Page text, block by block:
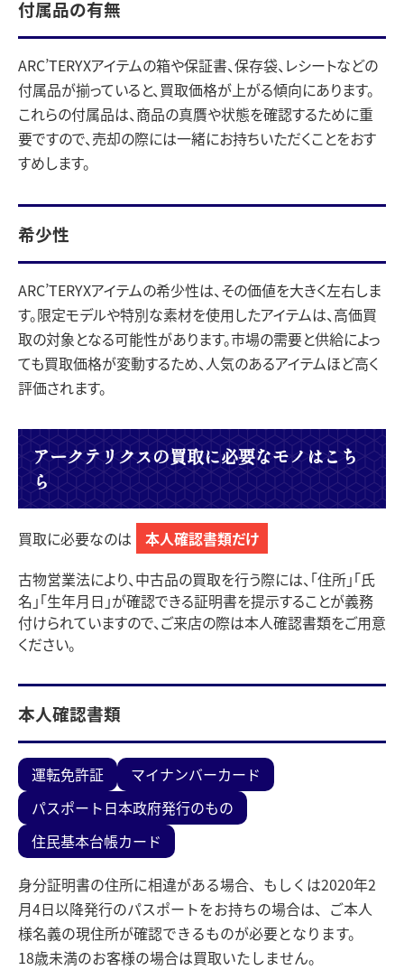
付属品の有無
ARC’TERYXアイテムの箱や保証書、保存袋、レシートなどの
付属品が揃っていると、買取価格が上がる傾向にあります。
これらの付属品は、商品の真贋や状態を確認するために重
要ですので、売却の際には一緒にお持ちいただくことをおす
すめします。
希少性
ARC’TERYXアイテムの希少性は、その価値を大きく左右しま
す。限定モデルや特別な素材を使用したアイテムは、高価買
取の対象となる可能性があります。市場の需要と供給によっ
ても買取価格が変動するため、人気のあるアイテムほど高く
評価されます。
アークテリクスの買取に必要なモノはこち
ら
買取に必要なのは
本人確認書類だけ
古物営業法により、中古品の買取を行う際には、「住所」「氏
名」「生年月日」が確認できる証明書を提示することが義務
付けられていますので、ご来店の際は本人確認書類をご用意
ください。
本人確認書類
運転免許証
マイナンバーカード
パスポート日本政府発行のもの
住民基本台帳カード
身分証明書の住所に相違がある場合、もしくは2020年2
月4日以降発行のパスポートをお持ちの場合は、ご本人
様名義の現住所が確認できるものが必要となります。
18歳未満のお客様の場合は買取いたしません。